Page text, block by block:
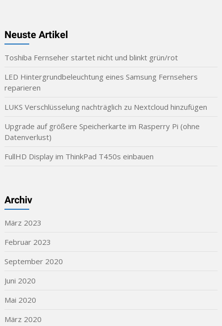
Neuste Artikel
Toshiba Fernseher startet nicht und blinkt grün/rot
LED Hintergrundbeleuchtung eines Samsung Fernsehers
reparieren
LUKS Verschlüsselung nachträglich zu Nextcloud hinzufügen
Upgrade auf größere Speicherkarte im Rasperry Pi (ohne
Datenverlust)
FullHD Display im ThinkPad T450s einbauen
Archiv
März 2023
Februar 2023
September 2020
Juni 2020
Mai 2020
März 2020